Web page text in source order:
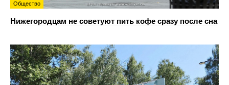
Общество
Нижегородцам не советуют пить кофе сразу после сна